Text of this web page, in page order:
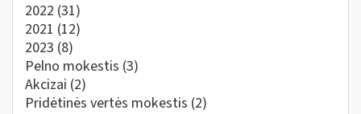
2022 (31)
2021 (12)
2023 (8)
Pelno mokestis (3)
Akcizai (2)
Pridėtinės vertės mokestis (2)